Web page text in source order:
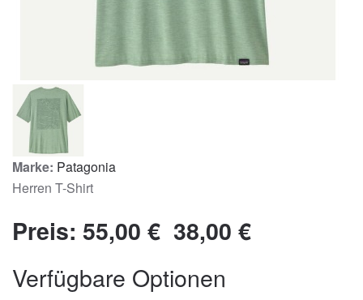
Marke: Patagonia
Herren T-Shirt
Preis: 55,00 € 38,00 €
Verfügbare Optionen